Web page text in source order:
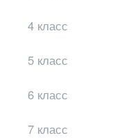
4 класс
5 класс
6 класс
7 класс